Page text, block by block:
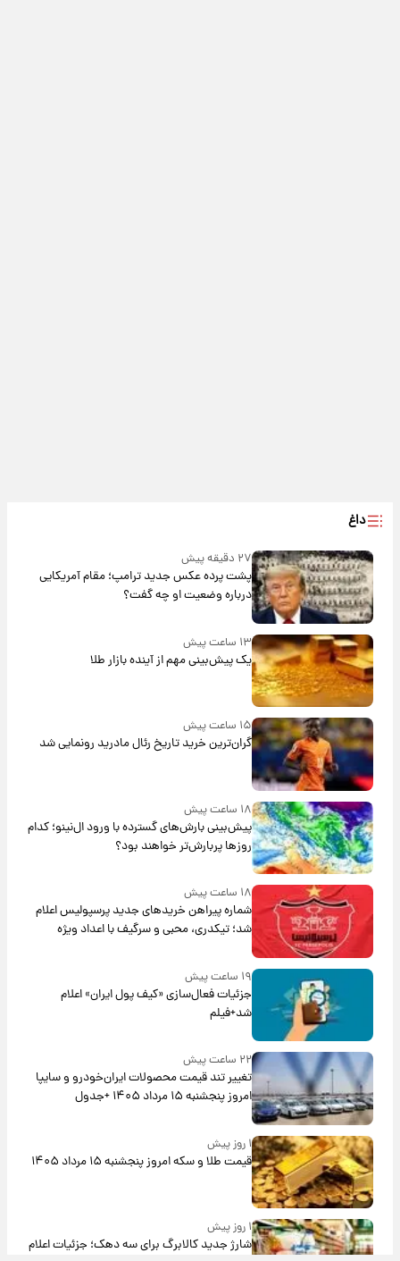
داغ
۲۷ دقیقه پیش
پشت پرده عکس جدید ترامپ؛ مقام آمریکایی
درباره وضعیت او چه گفت؟
۱۳ ساعت پیش
یک پیش‌بینی مهم از آینده بازار طلا
۱۵ ساعت پیش
گران‌ترین خرید تاریخ رئال مادرید رونمایی شد
۱۸ ساعت پیش
پیش‌بینی بارش‌های گسترده با ورود ال‌نینو؛ کدام
روزها پربارش‌تر خواهند بود؟
۱۸ ساعت پیش
شماره پیراهن خریدهای جدید پرسپولیس اعلام
شد؛ تیکدری، محبی و سرگیف با اعداد ویژه
۱۹ ساعت پیش
جزئیات فعال‌سازی «کیف پول ایران» اعلام
شد+فیلم
۲۲ ساعت پیش
تغییر تند قیمت محصولات ایران‌خودرو و سایپا
امروز پنجشنبه ۱۵ مرداد ۱۴۰۵ +جدول
۱ روز پیش
قیمت طلا و سکه امروز پنجشنبه ۱۵ مرداد ۱۴۰۵
۱ روز پیش
شارژ جدید کالابرگ برای سه دهک؛ جزئیات اعلام